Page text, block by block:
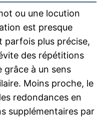
ou une locution
est presque
parfois plus précise,
des répétitions
grâce à un sens
Moins proche, le
redondances en
supplémentaires par